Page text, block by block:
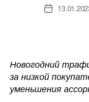
Дата
Новогодний
за низкой
уменьшения